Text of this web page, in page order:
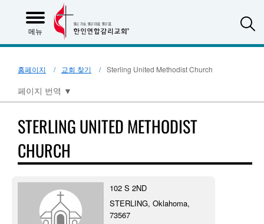
메뉴
홈페이지 교회 찾기 Sterling United Methodist Church
페이지 번역 ▼
STERLING UNITED METHODIST
CHURCH
102 S 2ND
STERLING, Oklahoma,
73567